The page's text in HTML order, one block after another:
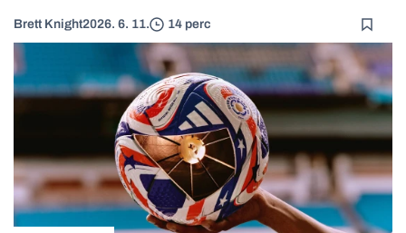
Brett Knight2026. 6. 11. 14 perc